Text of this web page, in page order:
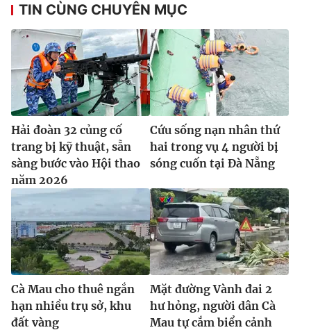
TIN CÙNG CHUYÊN MỤC
Hải đoàn 32 củng cố
trang bị kỹ thuật, sẵn
sàng bước vào Hội thao
năm 2026
Cứu sống nạn nhân thứ
hai trong vụ 4 người bị
sóng cuốn tại Đà Nẵng
Cà Mau cho thuê ngắn
hạn nhiều trụ sở, khu
đất vàng
Mặt đường Vành đai 2
hư hỏng, người dân Cà
Mau tự cắm biển cảnh